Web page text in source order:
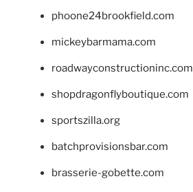
phoone24brookfield.com
mickeybarmama.com
roadwayconstructioninc.com
shopdragonflyboutique.com
sportszilla.org
batchprovisionsbar.com
brasserie-gobette.com